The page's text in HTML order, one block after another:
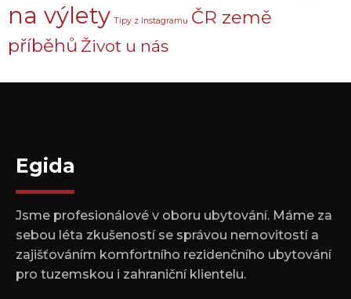
na výlety Tipy z Instagramu ČR země
příběhů Život u nás
Egida
Jsme profesionálové v oboru ubytování. Máme za
sebou léta zkušeností se správou nemovitostí a
zajišťováním komfortního rezidenčního ubytování
pro tuzemskou i zahraniční klientelu.